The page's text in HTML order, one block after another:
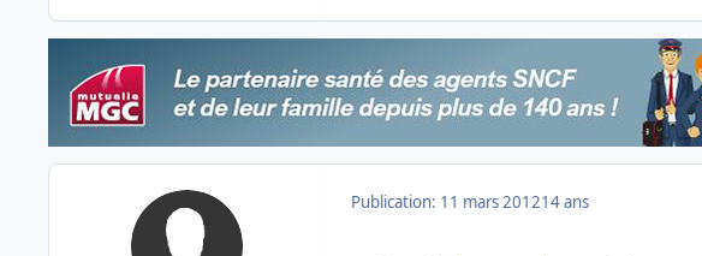
Publication: 11 mars 201214 ans